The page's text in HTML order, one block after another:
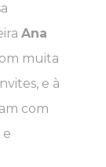
Ana
muita
e à
com
e